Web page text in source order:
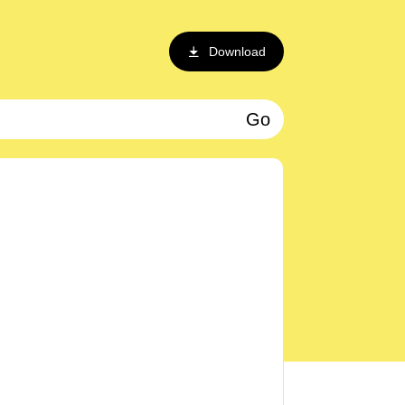
Download
Go